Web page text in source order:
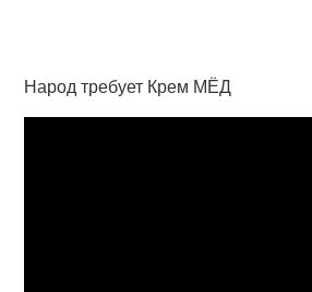
Народ требует Крем МЁД